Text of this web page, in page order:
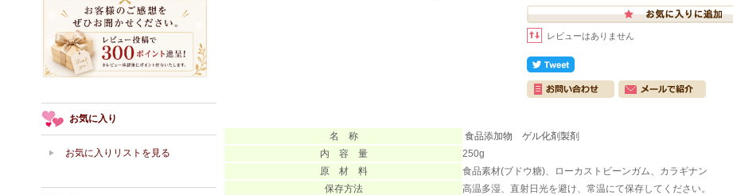
レビューはありません
名 称
食品添加物 ゲル化剤製剤
内 容 量
250g
原 材 料
食品素材(ブドウ糖)、ローカストビーンガム、カラギナン
保存方法
高温多湿、直射日光を避け、常温にて保存してください。
お気に入り
お気に入りリストを見る